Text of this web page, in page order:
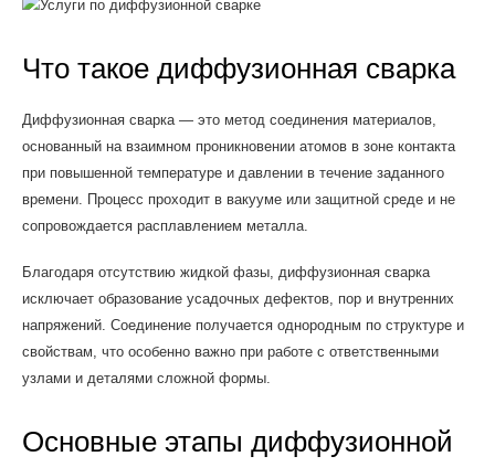
Что такое диффузионная сварка
Диффузионная сварка — это метод соединения материалов,
основанный на взаимном проникновении атомов в зоне контакта
при повышенной температуре и давлении в течение заданного
времени. Процесс проходит в вакууме или защитной среде и не
сопровождается расплавлением металла.
Благодаря отсутствию жидкой фазы, диффузионная сварка
исключает образование усадочных дефектов, пор и внутренних
напряжений. Соединение получается однородным по структуре и
свойствам, что особенно важно при работе с ответственными
узлами и деталями сложной формы.
Основные этапы диффузионной